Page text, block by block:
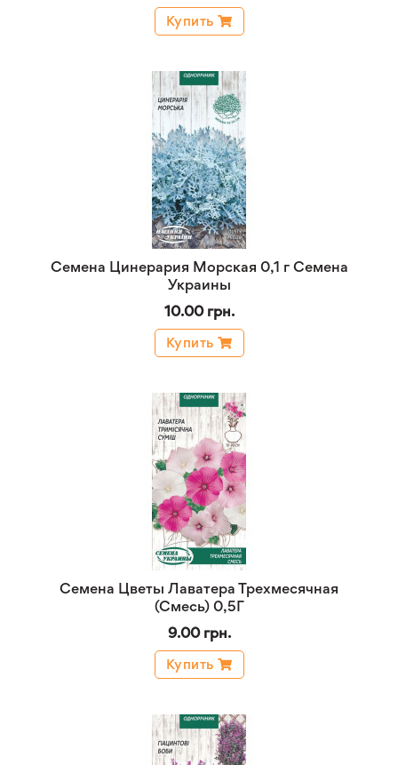
Купить
Семена Цинерария Морская 0,1 г Семена
Украины
10.00 грн.
Купить
Семена Цветы Лаватера Трехмесячная
(Смесь) 0,5Г
9.00 грн.
Купить